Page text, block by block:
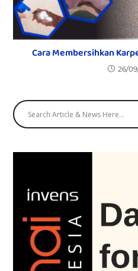
Cara Membersihkan
26/